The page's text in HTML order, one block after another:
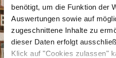
benötigt, um die Funktion der
Auswertungen sowie auf
zugeschnittene Inhalte zu
dieser Daten erfolgt
Klick auf "Cookies zulassen"
Opportunities
Alm